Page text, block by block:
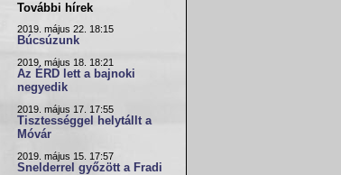
További hírek
2019. május 22. 18:15
Búcsúzunk
2019. május 18. 18:21
Az ÉRD lett a bajnoki
negyedik
2019. május 17. 17:55
Tisztességgel helytállt a
Móvár
2019. május 15. 17:57
Snelderrel győzött a Fradi